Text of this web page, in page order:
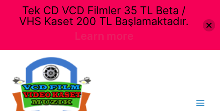
Tek CD VCD Filmler 35 TL Beta /
VHS Kaset 200 TL Başlamaktadır.
Learn more